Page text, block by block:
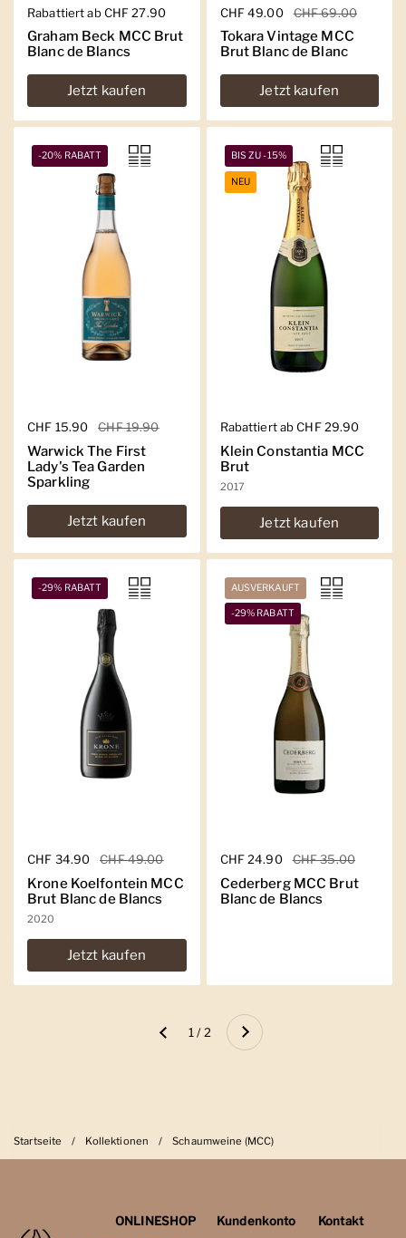
Regulärer Preis
Rabattiert ab CHF 27.90
Graham Beck MCC Brut
Blanc de Blancs
Jetzt kaufen
Regulärer Preis
CHF 49.00 Sale-Preis
CHF 69.00
Tokara Vintage MCC
Brut Blanc de Blanc
Jetzt kaufen
Regulärer Preis
CHF 15.90 Sale-Preis
CHF 19.90
Warwick The First
Lady's Tea Garden
Sparkling
Jetzt kaufen
-20% RABATT
Regulärer Preis
Rabattiert ab CHF 29.90
Klein Constantia MCC
Brut
2017
Jetzt kaufen
BIS ZU -15%
NEU
Regulärer Preis
CHF 34.90 Sale-Preis
CHF 49.00
Krone Koelfontein MCC
Brut Blanc de Blancs
2020
Jetzt kaufen
-29% RABATT
Regulärer Preis
CHF 24.90 Sale-Preis
CHF 35.00
Cederberg MCC Brut
Blanc de Blancs
AUSVERKAUFT
-29% RABATT
Zurück 1 / 2 Weiter
Startseite / Kollektionen / Schaumweine (MCC)
ONLINESHOP
Kundenkonto
Kontakt